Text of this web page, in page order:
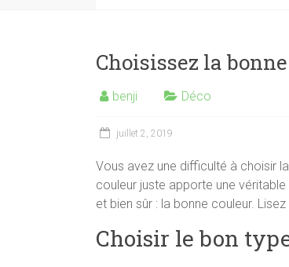
Choisissez la
benji Déco
juillet 2, 2019
Vous avez une difficulté à choisir
couleur juste apporte une
et bien sûr : la bonne couleur.
Choisir le bon